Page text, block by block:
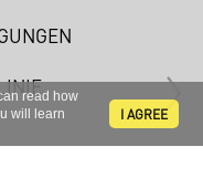
read how
will learn
I AGREE